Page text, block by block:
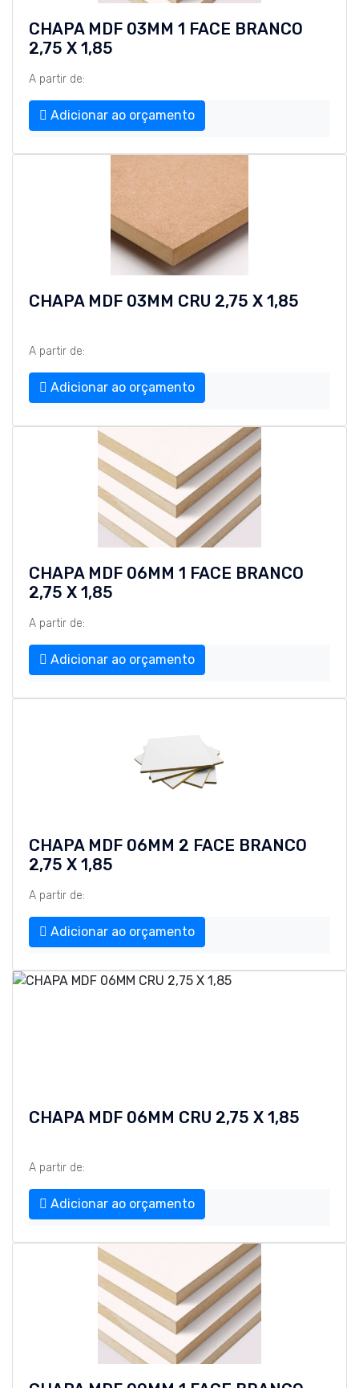
CHAPA MDF 03MM 1 FACE BRANCO
2,75 X 1,85
A partir de:
Adicionar ao orçamento
CHAPA MDF 03MM CRU 2,75 X 1,85
A partir de:
Adicionar ao orçamento
CHAPA MDF 06MM 1 FACE BRANCO
2,75 X 1,85
A partir de:
Adicionar ao orçamento
CHAPA MDF 06MM 2 FACE BRANCO
2,75 X 1,85
A partir de:
Adicionar ao orçamento
CHAPA MDF 06MM CRU 2,75 X 1,85
A partir de:
Adicionar ao orçamento